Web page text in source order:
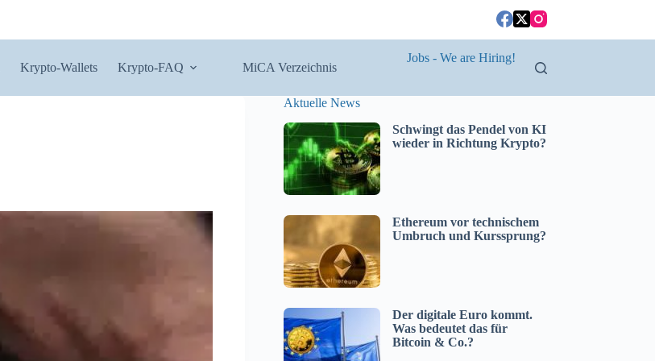
Krypto-Wallets Krypto-FAQ MiCA Verzeichnis
Jobs - We are Hiring!
Aktuelle News
Schwingt das Pendel von KI
wieder in Richtung Krypto?
Ethereum vor technischem
Umbruch und Kurssprung?
Der digitale Euro kommt.
Was bedeutet das für
Bitcoin & Co.?